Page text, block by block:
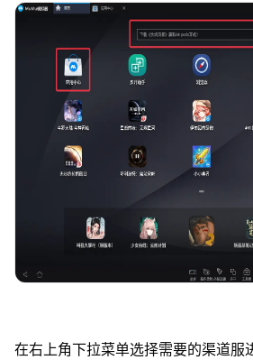
在右上角下拉菜单选择需要的渠道服